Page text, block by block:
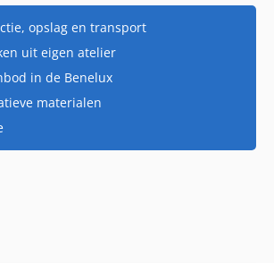
opslag en transport
uit eigen atelier
in de Benelux
materialen